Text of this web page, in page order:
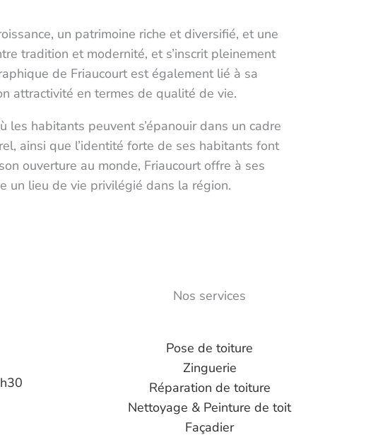
un patrimoine riche et diversifié, et une
tradition et modernité, et s’inscrit pleinement
de Friaucourt est également lié à sa
attractivité en termes de qualité de vie.
habitants peuvent s’épanouir dans un cadre
ainsi que l’identité forte de ses habitants font
ouverture au monde, Friaucourt offre à ses
un lieu de vie privilégié dans la région.
Nos services
Pose de toiture
Zinguerie
Réparation de toiture
Nettoyage & Peinture de toit
Façadier